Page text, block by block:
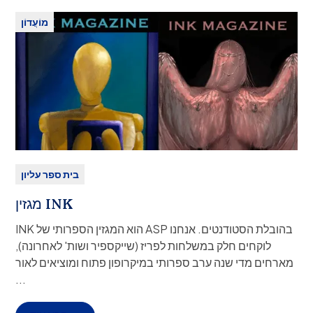
בית הספר Jyoti לילדים נכים ברישקש, הודו וכן המרכז הרפואי
Luxman Jhula, המטפל באנשים עם צרעת. המטרות כוללות
מתן תמיכה רבה ככל האפשר לשני המוסדות הללו ולמידה על
הודו ותרבותה, כמו גם כיצד לבצע שירות קהילתי.
מוֹעֲדוֹן
בית ספר עליון
מגזין INK
INK הוא המגזין הספרותי של ASP בהובלת הסטודנטים. אנחנו
לוקחים חלק במשלחות לפריז (שייקספיר ושות' לאחרונה),
מארחים מדי שנה ערב ספרותי במיקרופון פתוח ומוציאים לאור
מגזין המכיל צילומי סטודנטים, שירה, סיפורת קצרה, חיבורים,
...